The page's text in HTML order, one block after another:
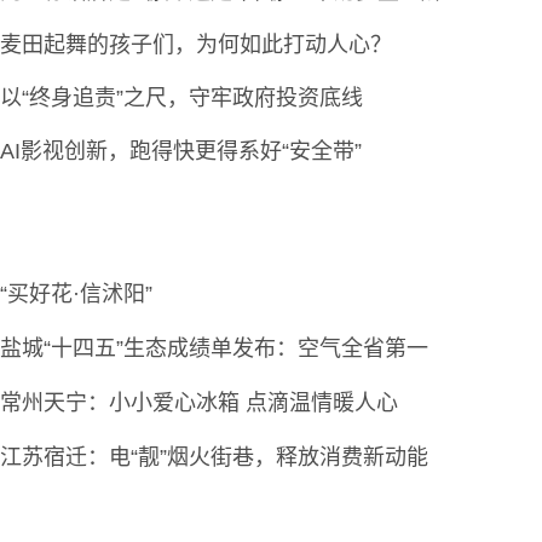
麦田起舞的孩子们，为何如此打动人心？
以“终身追责”之尺，守牢政府投资底线
AI影视创新，跑得快更得系好“安全带”
“买好花·信沭阳”
盐城“十四五”生态成绩单发布：空气全省第一
常州天宁：小小爱心冰箱 点滴温情暖人心
江苏宿迁：电“靓”烟火街巷，释放消费新动能